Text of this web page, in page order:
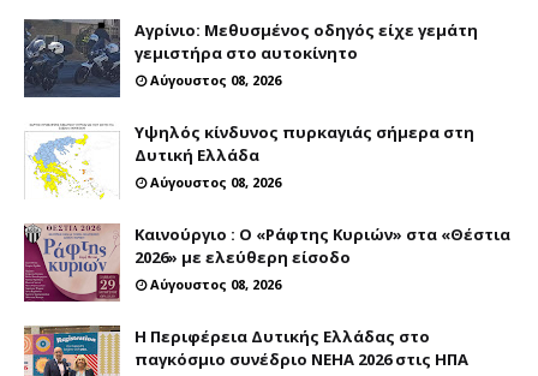
Αγρίνιο: Μεθυσμένος οδηγός είχε γεμάτη
γεμιστήρα στο αυτοκίνητο
Αύγουστος 08, 2026
Υψηλός κίνδυνος πυρκαγιάς σήμερα στη
Δυτική Ελλάδα
Αύγουστος 08, 2026
Καινούργιο : Ο «Ράφτης Κυριών» στα «Θέστια
2026» με ελεύθερη είσοδο
Αύγουστος 08, 2026
Η Περιφέρεια Δυτικής Ελλάδας στο
παγκόσμιο συνέδριο NEHA 2026 στις ΗΠΑ